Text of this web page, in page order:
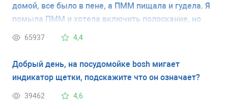
домой, все было в пене, а ПММ пищала и гудела. Я
помыла ПММ и хотела включить полоскание, но
она очень сильно трещит даже в выключенном
уже третий день, а сама ПММ не работает. Можно
ли оживить Ее самостоятельно ?
65937 4,4
Добрый день, на посудомойке bosh мигает
индикатор щетки, подскажите что он означает?
39462 4,6